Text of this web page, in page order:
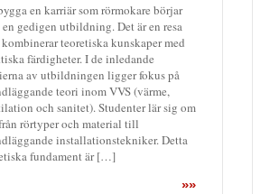
en karriär som rörmokare börjar
en gedigen utbildning. Det är en resa
teoretiska kunskaper med
färdigheter. I de inledande
av utbildningen ligger fokus på
teori inom VVS (värme,
och sanitet). Studenter lär sig om
rörtyper och material till
installationstekniker. Detta
fundament är […]
»»